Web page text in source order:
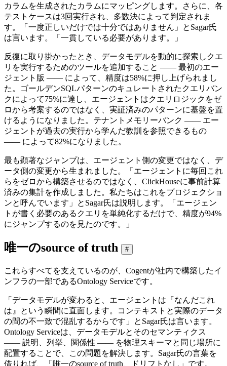
カラムを生成されたカラムにマッピングします。さらに、各
テストケースは3回実行され、多数決によって判定されま
す。「一度正しいだけでは十分ではありません」とSagar氏
は言います。「一貫している必要があります。」
反復に取り掛かったとき、データモデルを動的に探索しクエ
リを実行するためのツールを追加すること ―― 最初のエー
ジェント版 ―― によって、精度は58%に押し上げられまし
た。ゴールデンSQLパターンのキュレートされたクエリバン
クによって75%に達し、エージェントはクエリロジックをゼ
ロから考案するのではなく、実証済みのパターンに基盤を置
けるようになりました。テナントメモリーバンク ―― エー
ジェントが過去の実行から学んだ教訓を参照できるもの
―― によって82%になりました。
最も顕著なジャンプは、エージェント側の変更ではなく、デ
ータ側の変更から生まれました。「エージェントに毎回これ
らをゼロから構築させるのではなく、ClickHouseに事前計算
済みの集計を作成しました。私たちはこれをプロジェクショ
ンと呼んでいます」とSagar氏は説明します。「エージェン
トが書く必要のあるクエリを単純化するだけで、精度が94%
にジャンプするのを見たのです。」
唯一のsource of truth #
これらすべてを支えているのが、Cogentが社内で構築したイ
ンフラの一部であるOntology Serviceです。
「データモデルが変わると、エージェントは『なんだこれ
は』という瞬間に直面します。コンテキストと実際のデータ
の間の不一致で混乱するからです」とSagar氏は言います。
Ontology Serviceは、データモデルとそのセマンティクス
―― 説明、列挙、関係性 ―― を物理スキーマと同じ場所に
配置することで、この問題を解決します。Sagar氏の言葉を
借りれば、「唯一のsource of truth、ドリフトなし」です。